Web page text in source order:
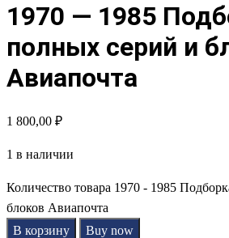
1970 — 1985
полных серий и
Авиапочта
1 800,00 ₽
1 в наличии
Количество товара 1970 - 1985
блоков Авиапочта
В корзину
Buy now